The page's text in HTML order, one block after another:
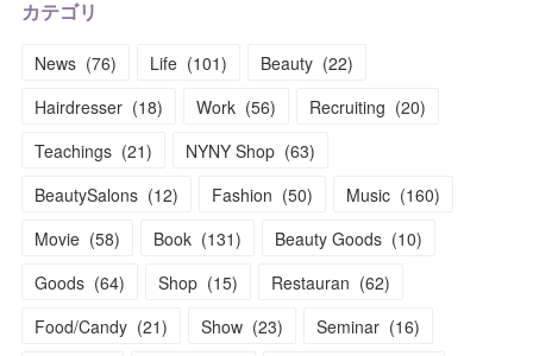
カテゴリ
News (76) Life (101) Beauty (22)
Hairdresser (18) Work (56) Recruiting (20)
Teachings (21) NYNY Shop (63)
BeautySalons (12) Fashion (50) Music (160)
Movie (58) Book (131) Beauty Goods (10)
Goods (64) Shop (15) Restauran (62)
Food/Candy (21) Show (23) Seminar (16)